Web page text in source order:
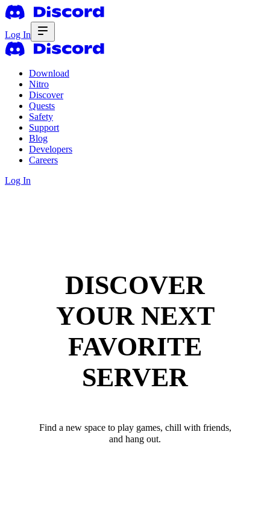
Log In
Download
Nitro
Discover
Quests
Safety
Support
Blog
Developers
Careers
Log In
DISCOVER
YOUR NEXT
FAVORITE
SERVER
Find a new space to play games, chill with friends,
and hang out.